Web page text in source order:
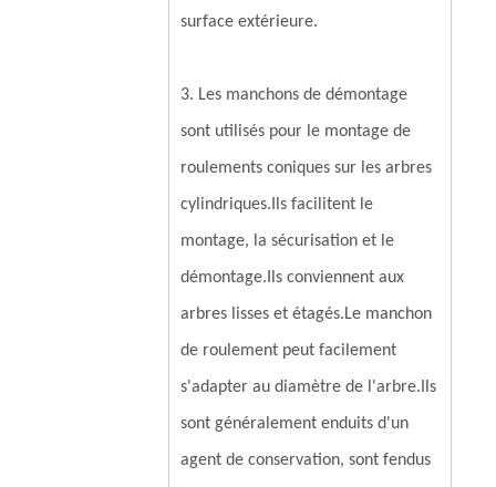
surface extérieure.
3. Les manchons de démontage
sont utilisés pour le montage de
roulements coniques sur les arbres
cylindriques.Ils facilitent le
montage, la sécurisation et le
démontage.Ils conviennent aux
arbres lisses et étagés.Le manchon
de roulement peut facilement
s'adapter au diamètre de l'arbre.Ils
sont généralement enduits d'un
agent de conservation, sont fendus